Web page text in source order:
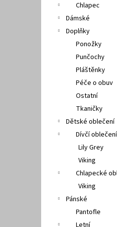
Chlapec
Dámské
Doplňky
Ponožky
Punčochy
Pláštěnky
Péče o obuv
Ostatní
Tkaničky
Dětské oblečení
Dívčí oblečení
Lily Grey
Viking
Chlapecké
Viking
Pánské
Pantofle
Letní